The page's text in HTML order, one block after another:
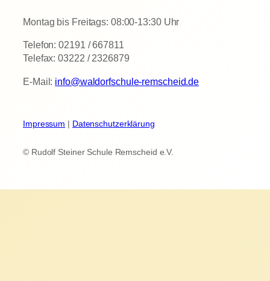
Montag bis Freitags: 08:00-13:30 Uhr
Telefon: 02191 / 667811
Telefax: 03222 / 2326879
E-Mail: info@waldorfschule-remscheid.de
Impressum | Datenschutzerklärung
© Rudolf Steiner Schule Remscheid e.V.